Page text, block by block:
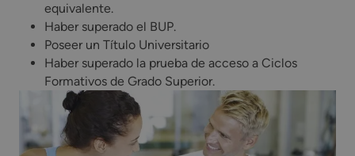
equivalente.
Haber superado el BUP.
Poseer un Título Universitario
Haber superado la prueba de acceso a Ciclos
Formativos de Grado Superior.